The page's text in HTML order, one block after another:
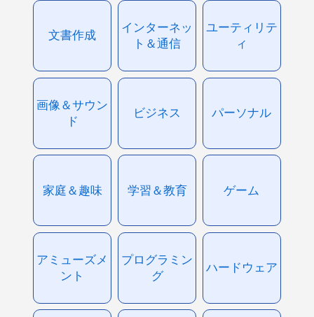
文書作成
インターネッ
ト＆通信
ユーティリテ
ィ
画像＆サウン
ド
ビジネス パーソナル
家庭＆趣味 学習＆教育 ゲーム
アミューズメ
ント
プログラミン
グ
ハードウェア